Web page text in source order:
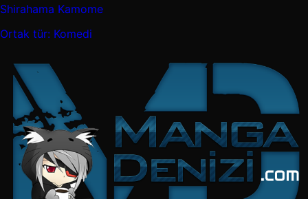
Shirahama Kamome
Ortak tür: Komedi